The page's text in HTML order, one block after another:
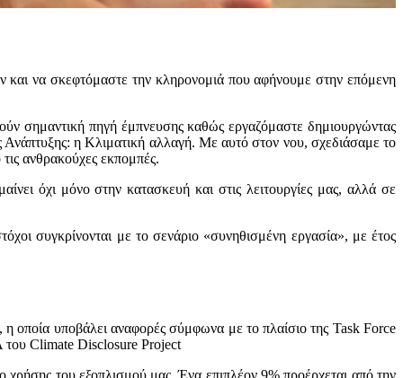
να σκεφτόμαστε την κληρονομιά που αφήνουμε στην επόμενη
σημαντική πηγή έμπνευσης καθώς εργαζόμαστε δημιουργώντας
Ανάπτυξης: η Κλιματική αλλαγή. Με αυτό στον νου, σχεδιάσαμε το
ανθρακούχες εκπομπές.
όχι μόνο στην κατασκευή και στις λειτουργίες μας, αλλά σε
συγκρίνονται με το σενάριο «συνηθισμένη εργασία», με έτος
οποία υποβάλει αναφορές σύμφωνα με το πλαίσιο της Task Force
του Climate Disclosure Project
του εξοπλισμού μας. Ένα επιπλέον 9% προέρχεται από την